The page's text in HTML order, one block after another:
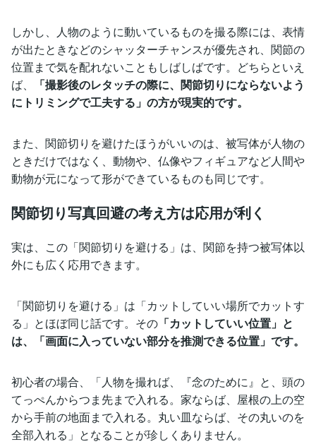
しかし、人物のように動いているものを撮る際には、表情
が出たときなどのシャッターチャンスが優先され、関節の
位置まで気を配れないこともしばしばです。どちらといえ
ば、
「撮影後のレタッチの際に、関節切りにならないよう
にトリミングで工夫する」の方が現実的です。
また、関節切りを避けたほうがいいのは、被写体が人物の
ときだけではなく、動物や、仏像やフィギュアなど人間や
動物が元になって形ができているものも同じです。
関節切り写真回避の考え方は応用が利く
実は、この「関節切りを避ける」は、関節を持つ被写体以
外にも広く応用できます。
「関節切りを避ける」は「カットしていい場所でカットす
る」とほぼ同じ話です。その 「カットしていい位置」と
は、「画面に入っていない部分を推測できる位置」です。
初心者の場合、「人物を撮れば、『念のために』と、頭の
てっぺんからつま先まで入れる。家ならば、屋根の上の空
から手前の地面まで入れる。丸い皿ならば、その丸いのを
全部入れる」となることが珍しくありません。